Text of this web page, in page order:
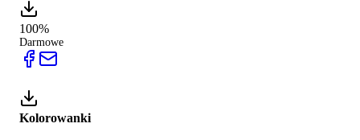
100%
Darmowe
Kolorowanki